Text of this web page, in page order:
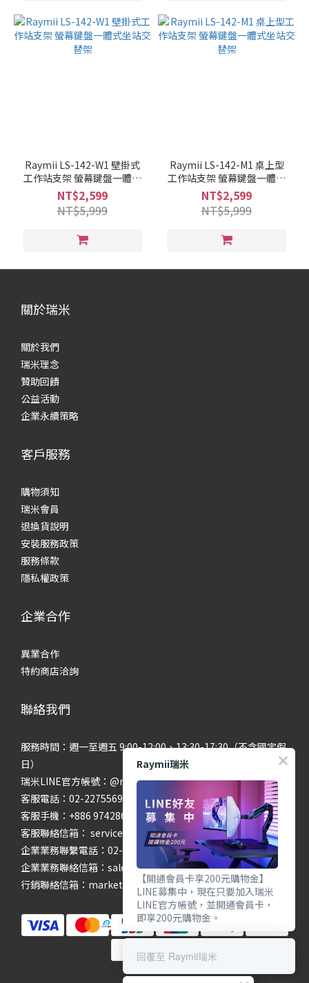
Raymii LS-142-W1 壁掛式
工作站支架 螢幕鍵盤一體式
坐站交替架
NT$2,599
NT$5,999
Raymii LS-142-M1 桌上型
工作站支架 螢幕鍵盤一體式
坐站交替架
NT$2,599
NT$5,999
關於瑞米
關於我們
瑞米理念
贊助回饋
公益活動
企業永續策略
客戶服務
購物須知
瑞米會員
退換貨說明
安裝服務政策
服務條款
隱私權政策
企業合作
異業合作
特約商店洽詢
聯絡我們
服務時間：週一至週五 9:00-12:00、13:30-17:30（不含國定假
日）
瑞米LINE官方帳號：@raymii
客服電話：02-22755699 #201 #202
客服手機：+886 974286654
客服聯絡信箱： service@raymii.com
企業業務聯繫電話：02-22755699 #302
企業業務聯絡信箱：sales@raymii.com
行銷聯絡信箱：marketing@raymii.com
Raymii瑞米
【開通會員卡享200元購物金】
LINE募集中，現在只要加入瑞米
LINE官方帳號，並開通會員卡，
即享200元購物金。
回覆至 Raymii瑞米